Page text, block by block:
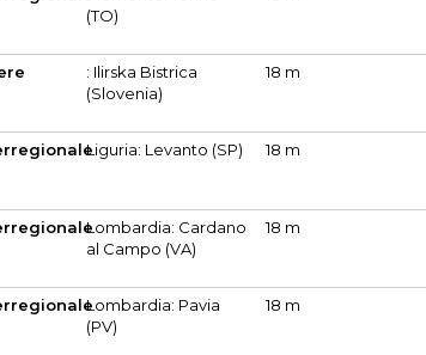
(TO)
: Ilirska Bistrica
(Slovenia)
18 m
Liguria: Levanto (SP) 18 m
Lombardia: Cardano
al Campo (VA)
18 m
Lombardia: Pavia
(PV)
18 m